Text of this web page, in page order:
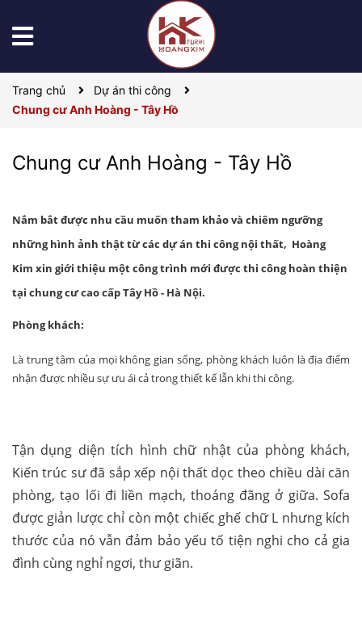
Trang chủ
Dự án thi công
Chung cư Anh Hoàng - Tây Hồ
Chung cư Anh Hoàng - Tây Hồ
Nắm bắt được nhu cầu muốn tham khảo và chiêm ngưỡng
những hình ảnh thật từ các dự án thi công nội thất, Hoàng
Kim xin giới thiệu một công trình mới được thi công hoàn thiện
tại chung cư cao cấp Tây Hồ - Hà Nội.
Phòng khách:
Là trung tâm của mọi không gian sống, phòng khách luôn là địa điểm
nhận được nhiều sự ưu ái cả trong thiết kế lẫn khi thi công.
Tận dụng diện tích hình chữ nhật của phòng khách,
Kiến trúc sư đã sắp xếp nội thất dọc theo chiều dài căn
phòng, tạo lối đi liền mạch, thoáng đãng ở giữa. Sofa
được giản lược chỉ còn một chiếc ghế chữ L nhưng kích
thước của nó vẫn đảm bảo yếu tố tiện nghi cho cả gia
đình cùng nghỉ ngơi, thư giãn.